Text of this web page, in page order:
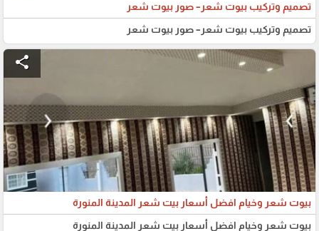
تصميم وتركيب بيوت شعر– صور بيوت شعر
تصميم وتركيب بيوت شعر– صور بيوت شعر
share
بيوت شعر وخيام افضل أسعار بيت شعر المدينة المنورة
بيوت شعر وخيام افضل أسعار بيت شعر المدينة المنورة